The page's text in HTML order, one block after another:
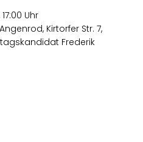
Uhr
Kirtorfer Str. 7,
Frederik